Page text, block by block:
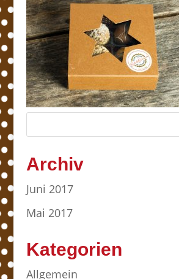
Archiv
Juni 2017
Mai 2017
Kategorien
Allgemein